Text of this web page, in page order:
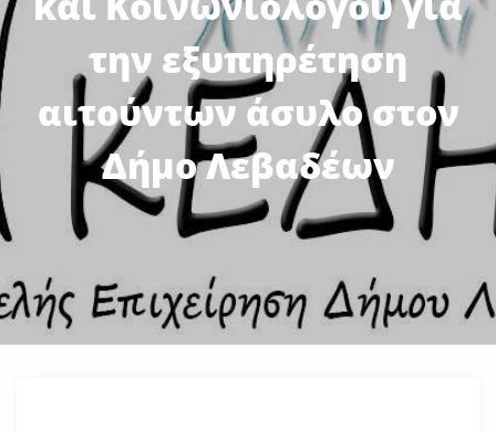
την εξυπηρέτηση
αιτούντων άσυλο στον
Δήμο Λεβαδέων